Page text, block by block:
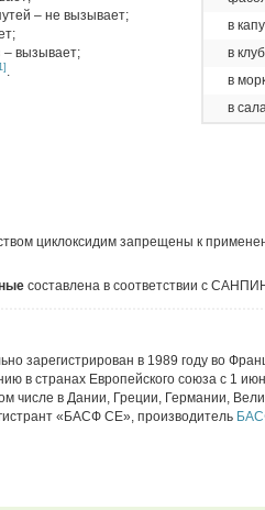
в
в
в
в
– не вызывает;
– вызывает;
.
циклоксидим запрещены к
составлена в соответствии с
зарегистрирован в 1989 году во
в странах Европейского союза с 1
числе в Дании, Греции, Германии,
«БАСФ СЕ», производитель